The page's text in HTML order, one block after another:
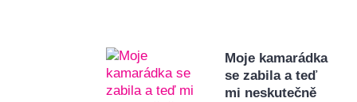
Moje kamarádka
se zabila a teď
mi neskutečně